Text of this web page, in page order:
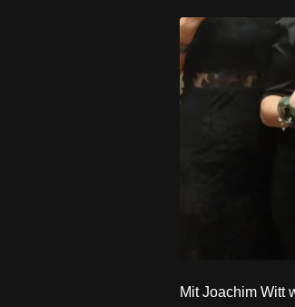
Mit Joachim Witt